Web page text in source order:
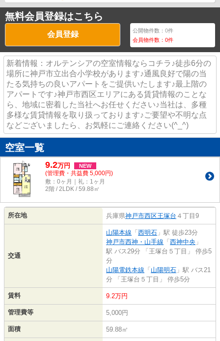
無料会員登録はこちら
会員登録 公開物件数：0件
会員物件数：0件
新着情報：オルテンシアの空室情報ならコチラ♪徒歩6分の
場所に神戸市立出合小学校があります♪通風良好で陽の当
たる気持ちの良いアパートをご提供いたします♪最上階の
アパートです♪神戸市西区エリアにある賃貸情報のことな
ら、地域に密着した当社へお任せください♪当社は、多種
多様な賃貸情報を取り扱っております♪ご要望や不明な点
などございましたら、お気軽にご連絡ください(^_^)
空室一覧
9.2万円 NEW
(管理費・共益費 5,000円)
敷：0ヶ月｜礼：1ヶ月
2階 / 2LDK / 59.88㎡
所在地 兵庫県神戸市西区王塚台 ４丁目9
交通
山陽本線 「 西明石 」駅 徒歩23分
神戸市西神・山手線 「 西神中央 」
駅 バス29分 「王塚台５丁目」 停歩5
分
山陽電鉄本線 「 山陽明石 」駅 バス21
分 「王塚台５丁目」 停歩5分
賃料 9.2万円
管理費等 5,000円
面積 59.88㎡